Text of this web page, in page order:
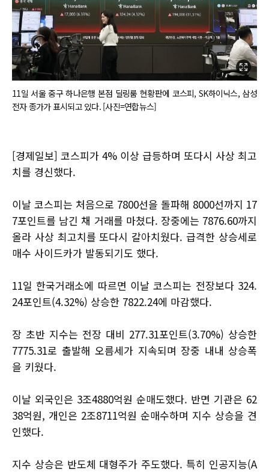
11일 서울 중구 하나은행 본점 딜링룸 현황판에 코스피, SK하이닉스, 삼성
전자 종가가 표시되고 있다. [사진=연합뉴스]
[경제일보] 코스피가 4% 이상 급등하며 또다시 사상 최고
치를 경신했다.
이날 코스피는 처음으로 7800선을 돌파해 8000선까지 17
7포인트를 남긴 채 거래를 마쳤다. 장중에는 7876.60까지
올라 사상 최고치를 또다시 갈아치웠다. 급격한 상승세로
매수 사이드카가 발동되기도 했다.
11일 한국거래소에 따르면 이날 코스피는 전장보다 324.
24포인트(4.32%) 상승한 7822.24에 마감했다.
장 초반 지수는 전장 대비 277.31포인트(3.70%) 상승한
7775.31로 출발해 오름세가 지속되며 장중 내내 상승폭
을 키웠다.
이날 외국인은 3조4880억원 순매도했다. 반면 기관은 62
38억원, 개인은 2조8711억원 순매수하며 지수 상승을 견
인했다.
지수 상승은 반도체 대형주가 주도했다. 특히 인공지능(A